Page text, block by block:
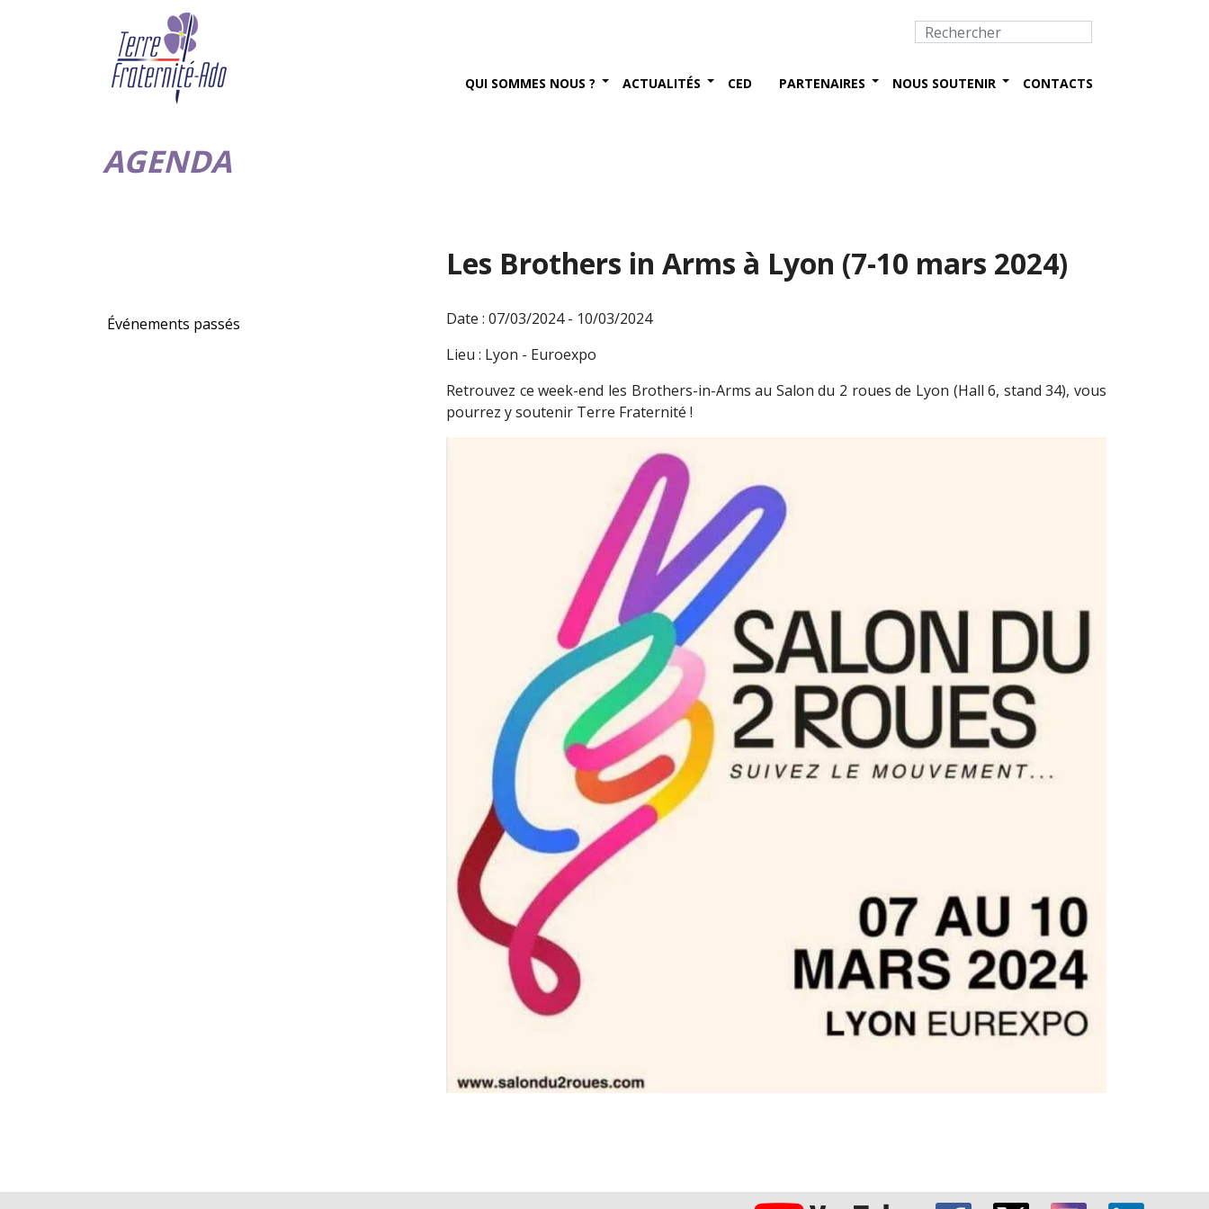
QUI SOMMES NOUS ? ACTUALITÉS CED PARTENAIRES NOUS SOUTENIR CONTACTS
AGENDA
Événements passés
Les Brothers in Arms à Lyon (7-10 mars 2024)
Date : 07/03/2024 - 10/03/2024
Lieu : Lyon - Euroexpo
Retrouvez ce week-end les Brothers-in-Arms au Salon du 2 roues de Lyon (Hall 6, stand 34), vous
pourrez y soutenir Terre Fraternité !